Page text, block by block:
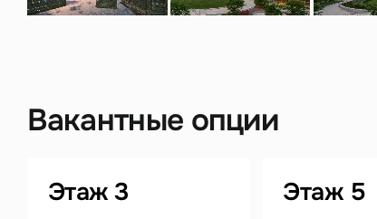
Вакантные опции
Этаж 3 Этаж 5